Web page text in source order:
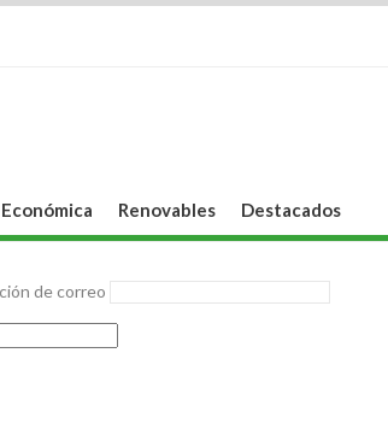
Renovables Destacados
de correo